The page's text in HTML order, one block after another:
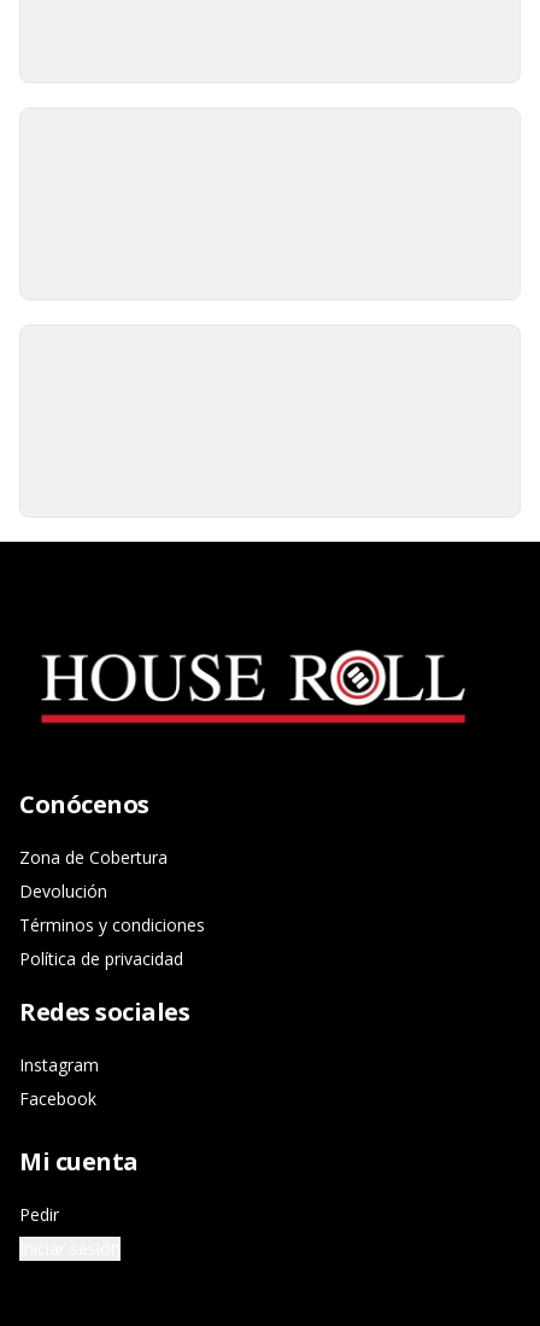
Conócenos
Zona de Cobertura
Devolución
Términos y condiciones
Política de privacidad
Redes sociales
Instagram
Facebook
Mi cuenta
Pedir